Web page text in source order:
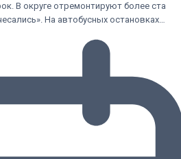
В округе отремонтируют более ста
На автобусных остановках…